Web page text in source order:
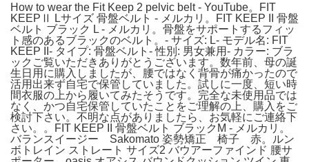
How to wear the Fit Keep 2 pelvic belt - YouTube。FIT
KEEPⅡ Lサイズ 骨盤ベルト - メルカリ。FIT KEEP II 骨盤
ベルト ブラック L - メルカリ。骨盤をサポートするフィッ
ト感のあるブラックのベルト。- サイズ: L- モデル名: FIT
KEEP II- タイプ: 骨盤ベルト- 性別: 男女兼用- カラー: ブラ
ックご覧いただきありがとうございます。数年前、母の誕
生日用に購入しましたが、腰ではなく背骨が痛かったので
活用出来ず自宅で保管していました。試しに一度、短い時
間衣服の上から履いてみたそうです。完全な未使用品では
なく、かつ自宅保管していたことをご理解の上、購入をご
検討下さい。不明な点がありましたら、お気軽にご連絡下
さい。。FIT KEEP II 骨盤ベルト ブラックM - メルカリ。
バランスイージー Sakomato 姿勢矯正 椅子 赤。ルン
ボトレイン ストレート サイズ2 バウアーファインド 腰サ